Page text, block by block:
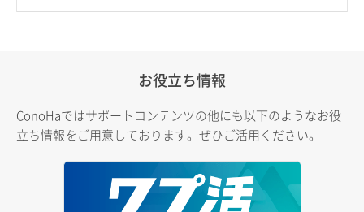
お役立ち情報
ConoHaではサポートコンテンツの他にも以下のようなお役
立ち情報をご用意しております。ぜひご活用ください。